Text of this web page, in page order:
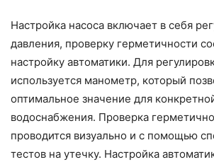
Настройка насоса включает в себя
давления, проверку герметичности
настройку автоматики. Для
используется манометр, который
оптимальное значение для
водоснабжения. Проверка
проводится визуально и с помощью
тестов на утечку. Настройка